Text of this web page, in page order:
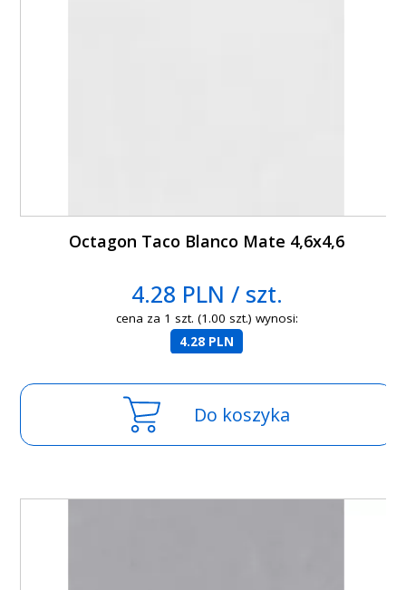
Octagon Taco Blanco Mate 4,6x4,6
4.28 PLN / szt.
cena za 1 szt. (1.00 szt.) wynosi:
4.28 PLN
Do koszyka